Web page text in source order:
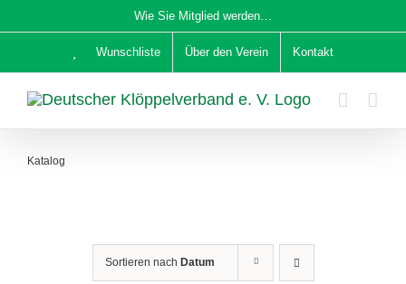
Inhalt
Wie Sie Mitglied werden…
Wunschliste Über den Verein Kontakt
Katalog
Sortieren nach Datum